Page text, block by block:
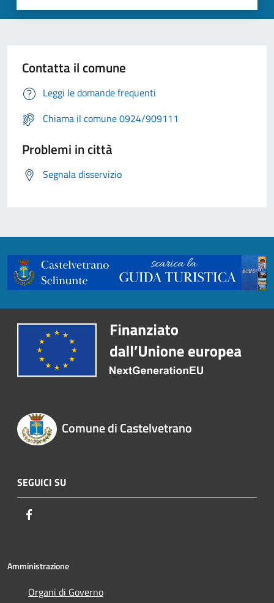
Contatta il comune
Leggi le domande frequenti
Chiama il comune 0924/909111
Problemi in città
Segnala disservizio
Comune di Castelvetrano
SEGUICI SU
Amministrazione
Organi di Governo